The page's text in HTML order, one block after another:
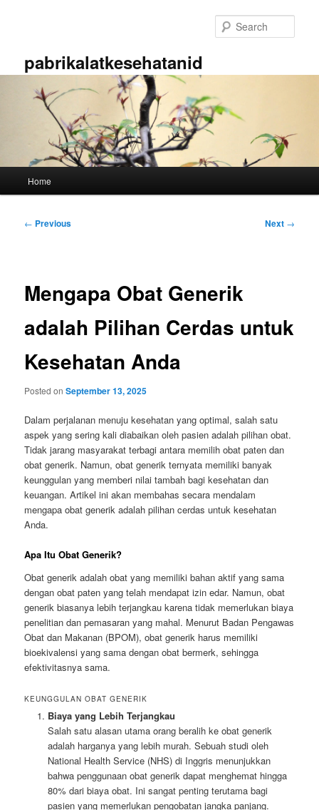
pabrikalatkesehatanid
Home
Post
← Previous Next →
Mengapa Obat Generik
adalah Pilihan Cerdas untuk
Kesehatan Anda
Posted onSeptember 13, 2025
Dalam perjalanan menuju kesehatan yang optimal, salah satu
aspek yang sering kali diabaikan oleh pasien adalah pilihan obat.
Tidak jarang masyarakat terbagi antara memilih obat paten dan
obat generik. Namun, obat generik ternyata memiliki banyak
keunggulan yang memberi nilai tambah bagi kesehatan dan
keuangan. Artikel ini akan membahas secara mendalam
mengapa obat generik adalah pilihan cerdas untuk kesehatan
Anda.
Apa Itu Obat Generik?
Obat generik adalah obat yang memiliki bahan aktif yang sama
dengan obat paten yang telah mendapat izin edar. Namun, obat
generik biasanya lebih terjangkau karena tidak memerlukan biaya
penelitian dan pemasaran yang mahal. Menurut Badan Pengawas
Obat dan Makanan (BPOM), obat generik harus memiliki
bioekivalensi yang sama dengan obat bermerk, sehingga
efektivitasnya sama.
KEUNGGULAN OBAT GENERIK
Biaya yang Lebih Terjangkau
Salah satu alasan utama orang beralih ke obat generik
adalah harganya yang lebih murah. Sebuah studi oleh
National Health Service (NHS) di Inggris menunjukkan
bahwa penggunaan obat generik dapat menghemat hingga
80% dari biaya obat. Ini sangat penting terutama bagi
pasien yang memerlukan pengobatan jangka panjang.